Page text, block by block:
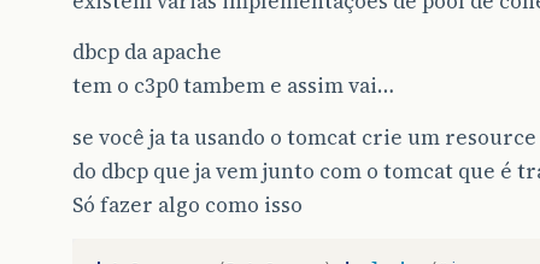
dbcp da apache
tem o c3p0 tambem e assim vai…
se você ja ta usando o tomcat crie um
do dbcp que ja vem junto com o tomcat que é
Só fazer algo como isso